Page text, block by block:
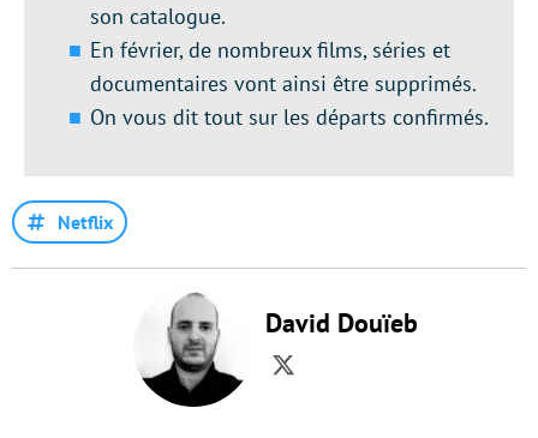
son catalogue.
En février, de nombreux films, séries et
documentaires vont ainsi être supprimés.
On vous dit tout sur les départs confirmés.
Netflix
David Douïeb
Twitter